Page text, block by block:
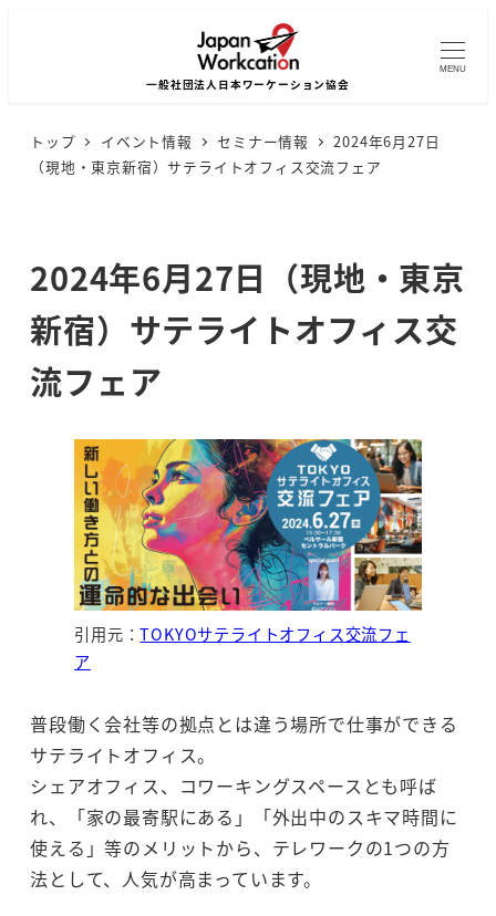
MENU
トップ イベント情報 セミナー情報
2024年6月27日
（現地・東京新宿）サテライトオフィス交流フェア
2024年6月27日（現地・東京
新宿）サテライトオフィス交
流フェア
引用元：TOKYOサテライトオフィス交流フェ
ア
普段働く会社等の拠点とは違う場所で仕事ができる
サテライトオフィス。
シェアオフィス、コワーキングスペースとも呼ば
れ、「家の最寄駅にある」「外出中のスキマ時間に
使える」等のメリットから、テレワークの1つの方
法として、人気が高まっています。